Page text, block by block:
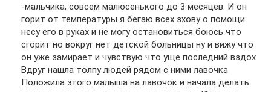
-мальчика, совсем малюсенького до 3 месяцев. И он
горит от температуры я бегаю всех зхову о помощи
несу его в руках и не могу остановиться боюсь что
сгорит но вокруг нет детской больницы ну и вижу что
он уже замирает и чувствую что уще последний вздох
Вдруг нашла толпу людей рядом с ними лавочка
Положила этого малыша на лавочок и начала делать